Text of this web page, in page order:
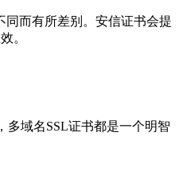
同而有所差别。安信证书会提
。
多域名SSL证书都是一个明智